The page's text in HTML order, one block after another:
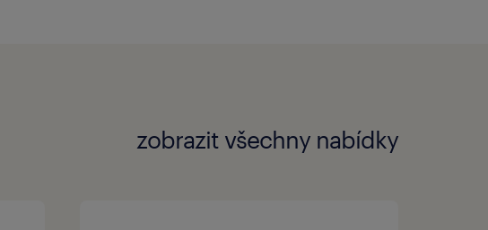
zobrazit všechny nabídky